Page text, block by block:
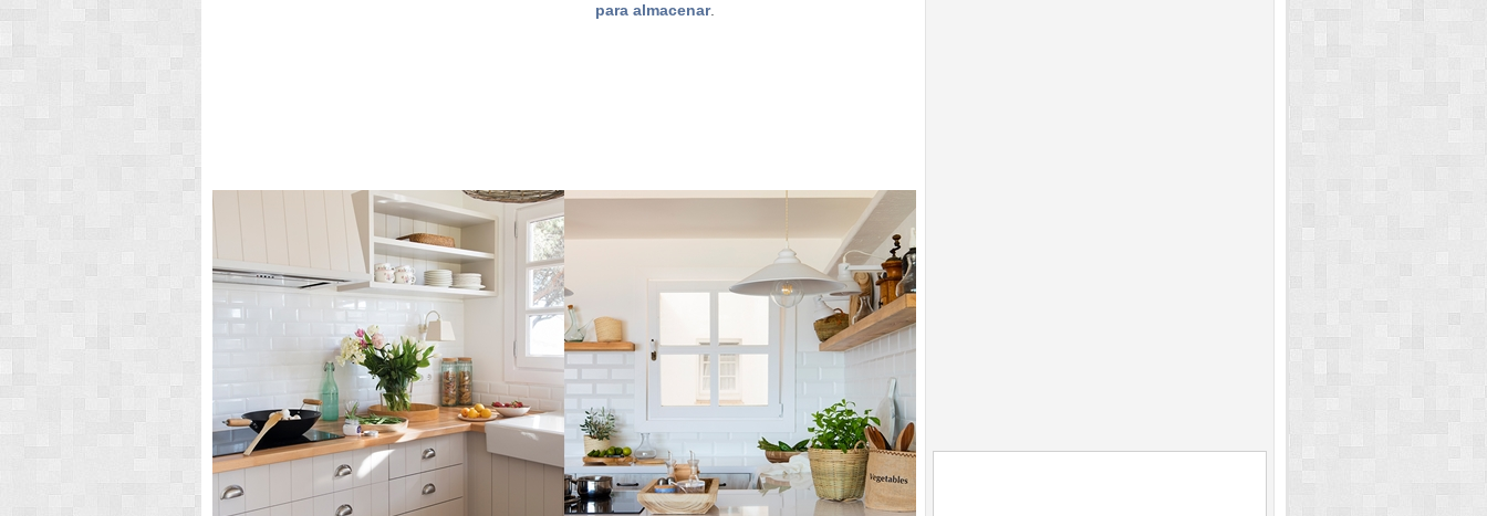
para almacenar.